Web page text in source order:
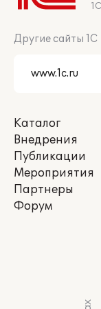
Другие сайты 1С
Каталог
Внедрения
Публикации
Мероприятия
Партнеры
Форум